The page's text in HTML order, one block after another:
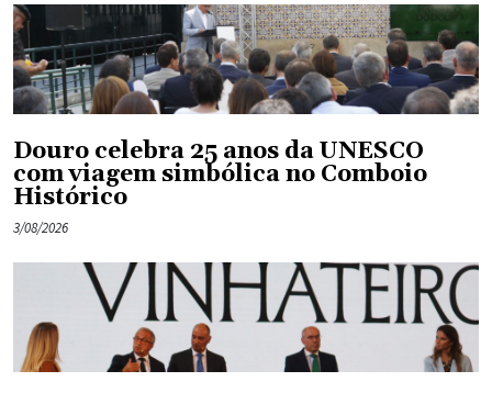
Douro celebra 25 anos da UNESCO
com viagem simbólica no Comboio
Histórico
3/08/2026